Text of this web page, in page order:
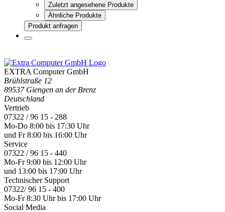
Zuletzt angesehene Produkte
Ähnliche Produkte
Produkt anfragen
EXTRA Computer GmbH
Brühlstraße 12
89537 Giengen an der Brenz
Deutschland
Vertrieb
07322 / 96 15 - 288
Mo-Do 8:00 bis 17:30 Uhr
und Fr 8:00 bis 16:00 Uhr
Service
07322 / 96 15 - 440
Mo-Fr 9:00 bis 12:00 Uhr
und 13:00 bis 17:00 Uhr
Technischer Support
07322/ 96 15 - 400
Mo-Fr 8:30 Uhr bis 17:00 Uhr
Social Media